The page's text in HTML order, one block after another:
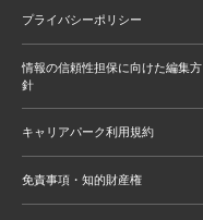
プライバシーポリシー
情報の信頼性担保に向けた編集方
針
キャリアパーク利用規約
免責事項・知的財産権